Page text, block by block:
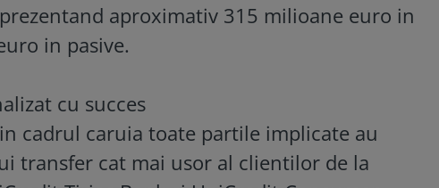
aproximativ 315 milioane euro in
in pasive.
cu succes
cadrul caruia toate partile implicate au
transfer cat mai usor al clientilor de la